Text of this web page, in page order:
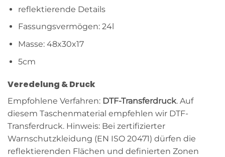
reflektierende Details
Fassungsvermögen: 24l
Masse: 48x30x17
5cm
Veredelung & Druck
Empfohlene Verfahren: DTF-Transferdruck. Auf
diesem Taschenmaterial empfehlen wir DTF-
Transferdruck. Hinweis: Bei zertifizierter
Warnschutzkleidung (EN ISO 20471) dürfen die
reflektierenden Flächen und definierten Zonen